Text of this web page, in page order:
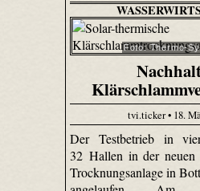
Foto: Thermo-
tvi.ticker • 18.
Der Testbetrieb in
32 Hallen in der neuen
Trocknungsanlage in